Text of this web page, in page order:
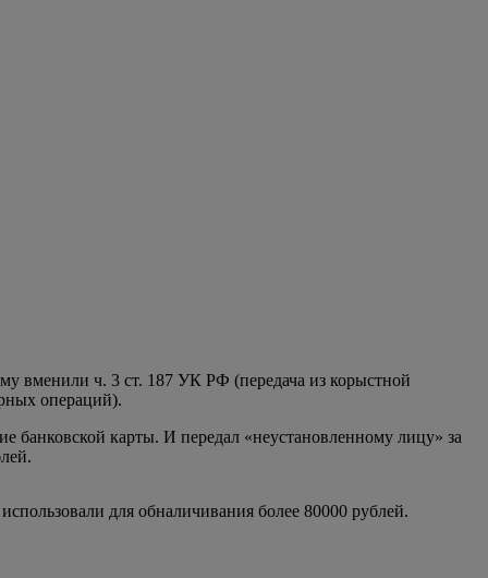
вменили ч. 3 ст. 187 УК РФ (передача из корыстной
операций).
банковской карты. И передал «неустановленному лицу» за
для обналичивания более 80000 рублей.